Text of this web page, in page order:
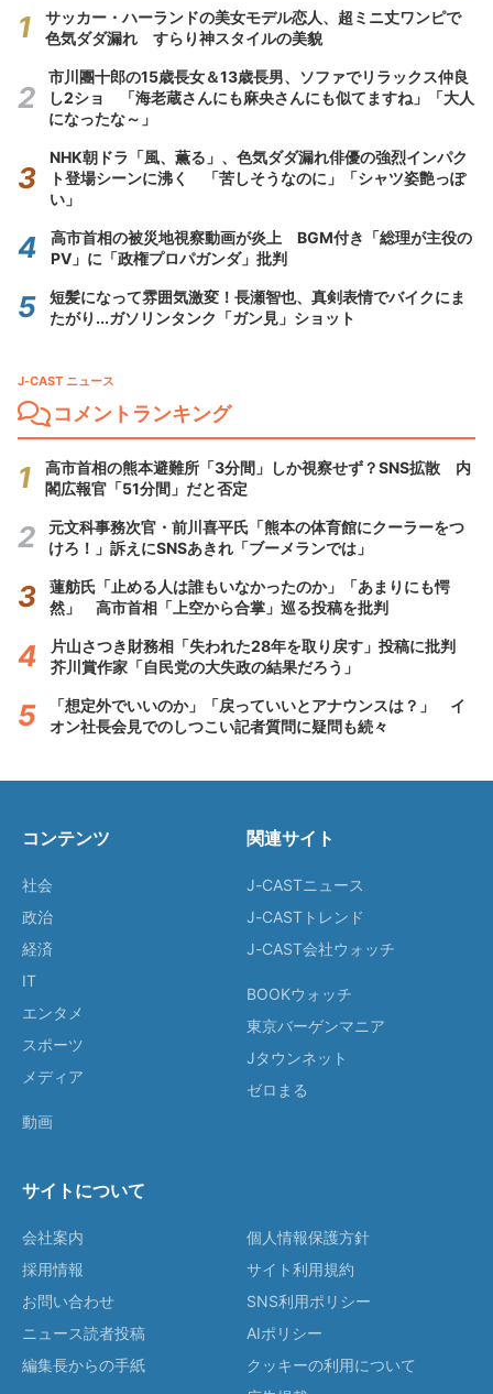
サッカー・ハーランドの美女モデル恋人、超ミニ丈ワンピで
色気ダダ漏れ すらり神スタイルの美貌
市川團十郎の15歳長女＆13歳長男、ソファでリラックス仲良
し2ショ 「海老蔵さんにも麻央さんにも似てますね」「大人
になったな～」
NHK朝ドラ「風、薫る」、色気ダダ漏れ俳優の強烈インパク
ト登場シーンに沸く 「苦しそうなのに」「シャツ姿艶っぽ
い」
高市首相の被災地視察動画が炎上 BGM付き「総理が主役の
PV」に「政権プロパガンダ」批判
短髪になって雰囲気激変！長瀬智也、真剣表情でバイクにま
たがり...ガソリンタンク「ガン見」ショット
J-CAST ニュース
コメントランキング
高市首相の熊本避難所「3分間」しか視察せず？SNS拡散 内
閣広報官「51分間」だと否定
元文科事務次官・前川喜平氏「熊本の体育館にクーラーをつ
けろ！」訴えにSNSあきれ「ブーメランでは」
蓮舫氏「止める人は誰もいなかったのか」「あまりにも愕
然」 高市首相「上空から合掌」巡る投稿を批判
片山さつき財務相「失われた28年を取り戻す」投稿に批判
芥川賞作家「自民党の大失政の結果だろう」
「想定外でいいのか」「戻っていいとアナウンスは？」 イ
オン社長会見でのしつこい記者質問に疑問も続々
コンテンツ
社会
政治
経済
IT
エンタメ
スポーツ
メディア
動画
関連サイト
J-CASTニュース
J-CASTトレンド
J-CAST会社ウォッチ
BOOKウォッチ
東京バーゲンマニア
Jタウンネット
ゼロまる
サイトについて
会社案内
採用情報
お問い合わせ
ニュース読者投稿
編集長からの手紙
個人情報保護方針
サイト利用規約
SNS利用ポリシー
AIポリシー
クッキーの利用について